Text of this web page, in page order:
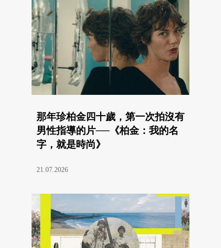
那年珍柏金四十歲，第一次拍沒有
男性指導的片──《柏金：我的名
字，就是時尚》
21.07.2026